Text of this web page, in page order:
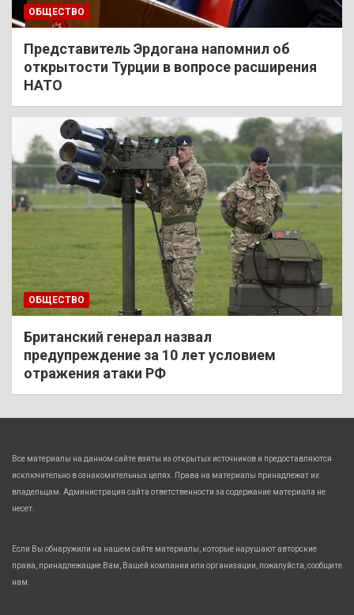
ОБЩЕСТВО
Представитель Эрдогана напомнил об
открытости Турции в вопросе расширения
НАТО
ОБЩЕСТВО
Британский генерал назвал
предупреждение за 10 лет условием
отражения атаки РФ
Все материалы на данном сайте взяты из открытых источников и предоставляются
исключительно в ознакомительных целях. Права на материалы принадлежат их
владельцам. Администрация сайта ответственности за содержание материала не
несет.
Если Вы обнаружили на нашем сайте материалы, которые нарушают авторские
права, принадлежащие Вам, Вашей компании или организации, пожалуйста, сообщите
нам.